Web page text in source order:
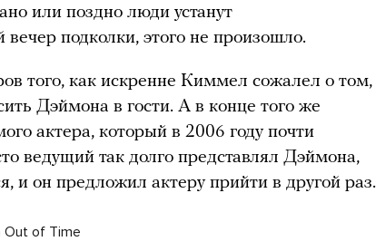
или поздно люди устанут
подколки, этого не произошло.
того, как искренне Киммел сожалел о том,
Дэймона в гости. А в конце того же
актера, который в 2006 году почти
ведущий так долго представлял Дэймона,
и он предложил актеру прийти в другой раз.
Out of Time